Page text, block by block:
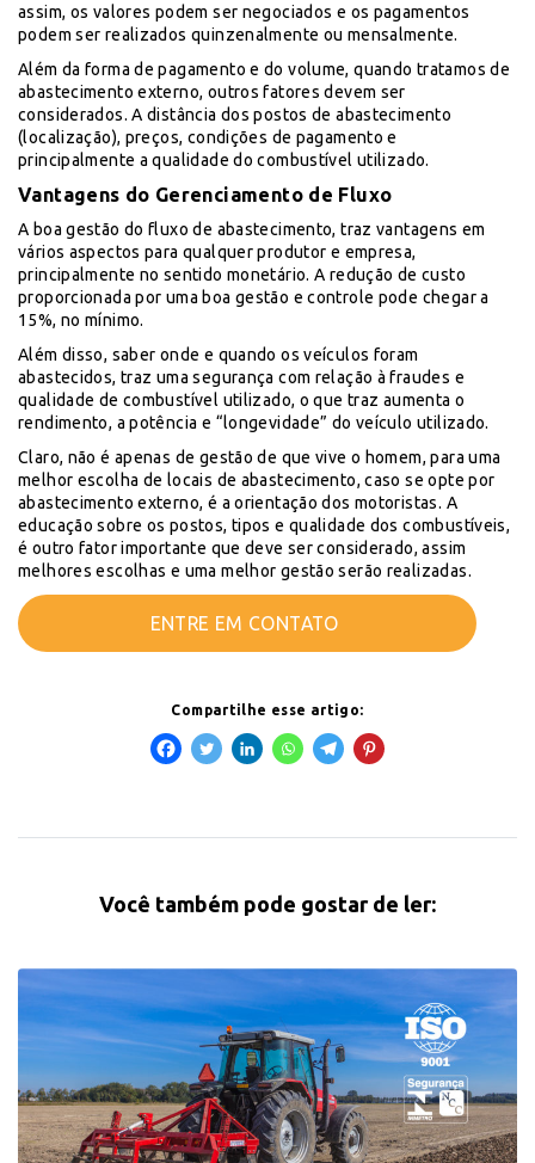
assim, os valores podem ser negociados e os pagamentos
podem ser realizados quinzenalmente ou mensalmente.
Além da forma de pagamento e do volume, quando tratamos de
abastecimento externo, outros fatores devem ser
considerados. A distância dos postos de abastecimento
(localização), preços, condições de pagamento e
principalmente a qualidade do combustível utilizado.
Vantagens do Gerenciamento de Fluxo
A boa gestão do fluxo de abastecimento, traz vantagens em
vários aspectos para qualquer produtor e empresa,
principalmente no sentido monetário. A redução de custo
proporcionada por uma boa gestão e controle pode chegar a
15%, no mínimo.
Além disso, saber onde e quando os veículos foram
abastecidos, traz uma segurança com relação à fraudes e
qualidade de combustível utilizado, o que traz aumenta o
rendimento, a potência e “longevidade” do veículo utilizado.
Claro, não é apenas de gestão de que vive o homem, para uma
melhor escolha de locais de abastecimento, caso se opte por
abastecimento externo, é a orientação dos motoristas. A
educação sobre os postos, tipos e qualidade dos combustíveis,
é outro fator importante que deve ser considerado, assim
melhores escolhas e uma melhor gestão serão realizadas.
ENTRE EM CONTATO
Compartilhe esse artigo:
Você também pode gostar de ler: